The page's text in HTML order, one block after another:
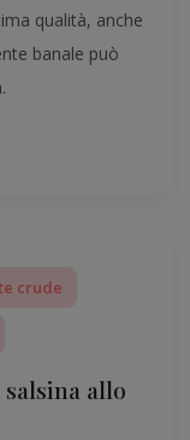
qualità, anche
banale può
crude
allo